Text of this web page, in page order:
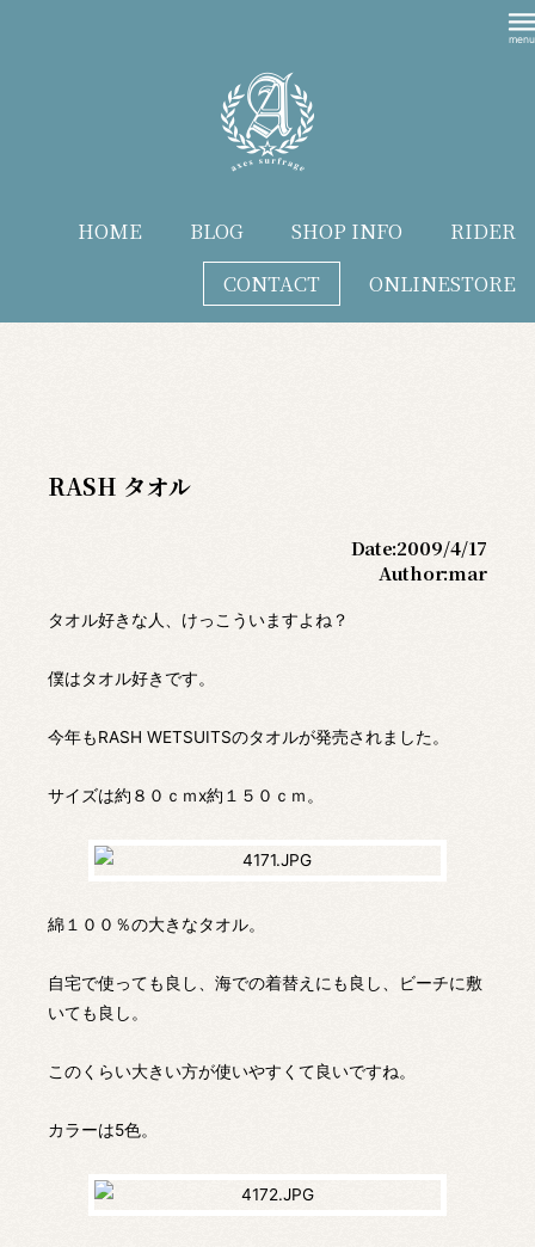
HOME BLOG SHOP INFO
RIDER
CONTACT
ONLINESTORE
RASH タオル
Date:2009/4/17
Author:mar
タオル好きな人、けっこういますよね？
僕はタオル好きです。
今年もRASH WETSUITSのタオルが発売されました。
サイズは約８０ｃｍx約１５０ｃｍ。
綿１００％の大きなタオル。
自宅で使っても良し、海での着替えにも良し、ビーチに敷
いても良し。
このくらい大きい方が使いやすくて良いですね。
カラーは5色。